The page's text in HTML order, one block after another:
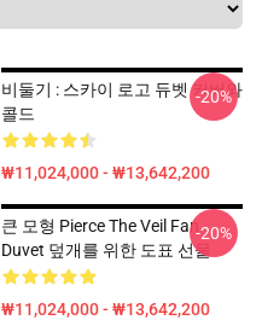
비둘기 : 스카이 로고 듀벳 커버와
콜드
₩11,024,000 - ₩13,642,200
-20%
큰 모형 Pierce The Veil Fan
Duvet 덮개를 위한 도표 선물
₩11,024,000 - ₩13,642,200
-20%